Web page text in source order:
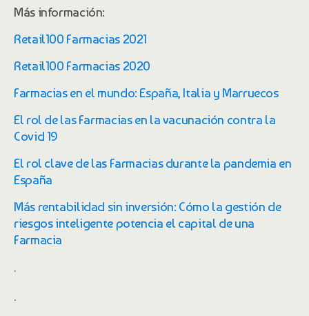
Más información:
Retail100 Farmacias 2021
Retail100 Farmacias 2020
Farmacias en el mundo: España, Italia y Marruecos
El rol de las Farmacias en la vacunación contra la
Covid 19
El rol clave de las Farmacias durante la pandemia en
España
Más rentabilidad sin inversión: Cómo la gestión de
riesgos inteligente potencia el capital de una
Farmacia